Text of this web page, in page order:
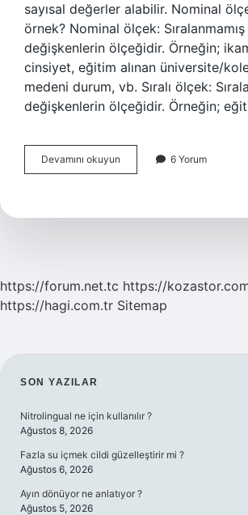
sayısal değerler alabilir. Nominal
örnek? Nominal ölçek:
değişkenlerin ölçeğidir. Örneğin;
cinsiyet, eğitim alınan üniversite/
medeni durum, vb. Sıralı ölçek:
değişkenlerin ölçeğidir. Örneğin;
Devamını okuyun
Ölçek
6 Yorum
https://forum.net.tc https://
https://hagi.com.tr Sitemap
SIDEBAR
SON YAZILAR
Nitrolingual ne için kullanılır ?
Ağustos 8, 2026
Fazla su içmek cildi güzelleştirir mi ?
Ağustos 6, 2026
Ayın dönüyor ne anlatıyor ?
Ağustos 5, 2026